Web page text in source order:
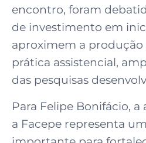
encontro, foram
de investimento em
aproximem a
prática assistencial,
das pesquisas
Para Felipe Bonifácio,
a Facepe representa